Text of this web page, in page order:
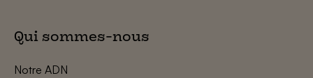
Qui sommes-nous
Notre ADN